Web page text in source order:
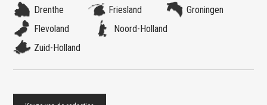
Drenthe
Friesland
Groningen
Flevoland
Noord-Holland
Zuid-Holland